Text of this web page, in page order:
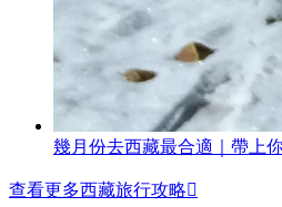
幾月份去西藏最合適｜帶上
查看更多西藏旅行攻略